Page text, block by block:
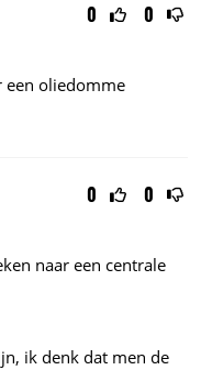
0 0
een oliedomme
0 0
naar een centrale
ik denk dat men de